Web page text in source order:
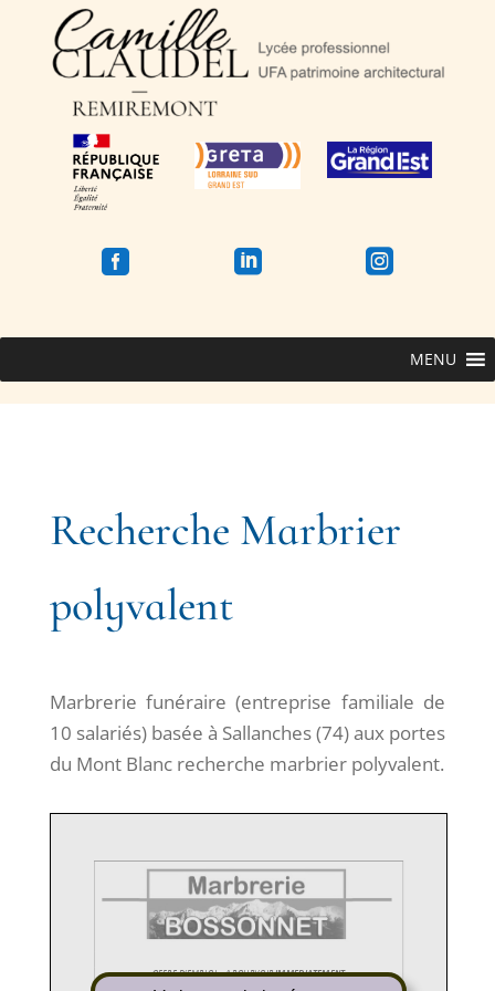
  
MENU
Recherche Marbrier
polyvalent
Marbrerie funéraire (entreprise familiale de
10 salariés) basée à Sallanches (74) aux portes
du Mont Blanc recherche marbrier polyvalent.
OFFRE D’EMPLOI – A POURVOIR IMMEDIATEMENT